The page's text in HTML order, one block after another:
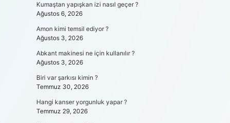
Kumaştan yapışkan izi nasıl geçer ?
Ağustos 6, 2026
Amon kimi temsil ediyor ?
Ağustos 3, 2026
Abkant makinesi ne için kullanılır ?
Ağustos 3, 2026
Biri var şarkısı kimin ?
Temmuz 30, 2026
Hangi kanser yorgunluk yapar ?
Temmuz 29, 2026